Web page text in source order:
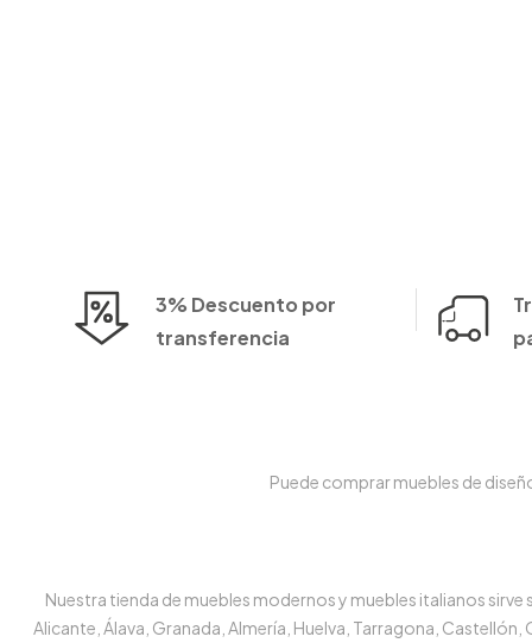
3% Descuento por
transferencia
Puede comprar muebles de
Nuestra tienda de muebles modernos y muebles italianos
Alicante, Álava, Granada, Almería, Huelva, Tarragona,